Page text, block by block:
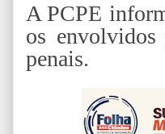
A PCPE
os envolvidos
penais.